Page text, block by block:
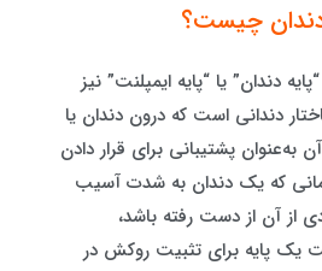
چیست؟
دندان” یا “پایه ایمپلنت” نیز
دندانی است که درون دندان یا
به‌عنوان پشتیبانی برای قرار دادن
که یک دندان به شدت آسیب
از آن از دست رفته باشد،
پایه برای تثبیت روکش در